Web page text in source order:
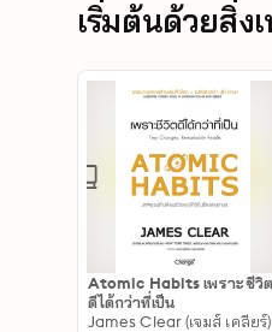
เริ่มต้นด้วยสิ่ง
Atomic Habits เพราะชีวิต
ดีได้กว่าที่เป็น
James Clear (เจมส์ เคลียร์)